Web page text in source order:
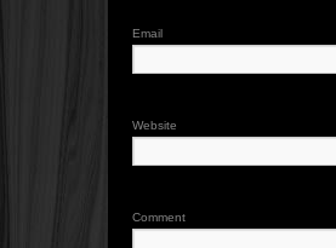
Email
Website
Comment